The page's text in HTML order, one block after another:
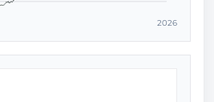
2026